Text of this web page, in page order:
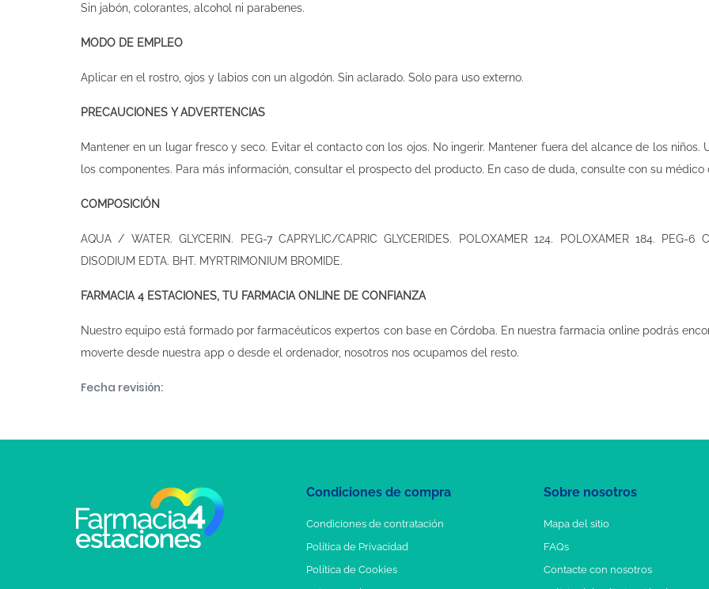
Sin jabón, colorantes, alcohol ni parabenes.
MODO DE EMPLEO
Aplicar en el rostro, ojos y labios con un algodón. Sin aclarado. Solo para uso externo.
PRECAUCIONES Y ADVERTENCIAS
Mantener en un lugar fresco y seco. Evitar el contacto con los ojos. No ingerir. Mantener fuera del alcance de los
los componentes. Para más información, consultar el prospecto del producto. En caso de duda, consulte con su médico
COMPOSICIÓN
AQUA / WATER. GLYCERIN. PEG-7 CAPRYLIC/CAPRIC GLYCERIDES. POLOXAMER 124. POLOXAMER 184. PEG-6
DISODIUM EDTA. BHT. MYRTRIMONIUM BROMIDE.
FARMACIA 4 ESTACIONES, TU FARMACIA ONLINE DE CONFIANZA
Nuestro equipo está formado por farmacéuticos expertos con base en Córdoba. En nuestrafarmacia online podrás
moverte desde nuestra app o desde el ordenador, nosotros nos ocupamos del resto.
Fecha revisión:
Condiciones de compra
Condiciones de contratación
Política de Privacidad
Política de Cookies
Sobre nosotros
Mapa del sitio
FAQs
Contacte con nosotros